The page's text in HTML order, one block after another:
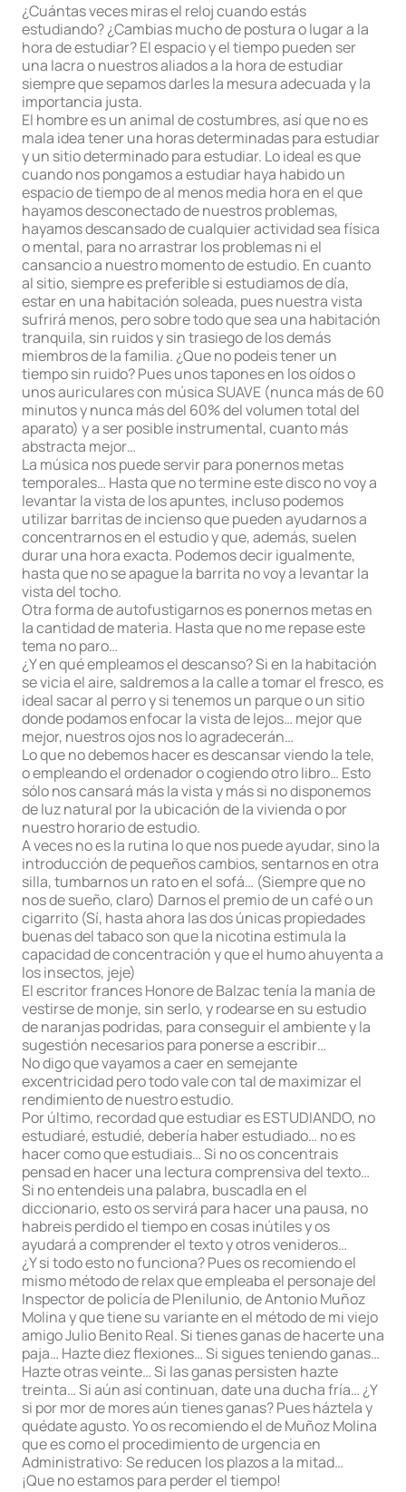
¿Cuántas veces miras el reloj cuando estás
estudiando? ¿Cambias mucho de postura o lugar a la
hora de estudiar? El espacio y el tiempo pueden ser
una lacra o nuestros aliados a la hora de estudiar
siempre que sepamos darles la mesura adecuada y la
importancia justa.
El hombre es un animal de costumbres, así que no es
mala idea tener una horas determinadas para estudiar
y un sitio determinado para estudiar. Lo ideal es que
cuando nos pongamos a estudiar haya habido un
espacio de tiempo de al menos media hora en el que
hayamos desconectado de nuestros problemas,
hayamos descansado de cualquier actividad sea física
o mental, para no arrastrar los problemas ni el
cansancio a nuestro momento de estudio. En cuanto
al sitio, siempre es preferible si estudiamos de día,
estar en una habitación soleada, pues nuestra vista
sufrirá menos, pero sobre todo que sea una habitación
tranquila, sin ruidos y sin trasiego de los demás
miembros de la familia. ¿Que no podeis tener un
tiempo sin ruido? Pues unos tapones en los oídos o
unos auriculares con música SUAVE (nunca más de 60
minutos y nunca más del 60% del volumen total del
aparato) y a ser posible instrumental, cuanto más
abstracta mejor…
La música nos puede servir para ponernos metas
temporales… Hasta que no termine este disco no voy a
levantar la vista de los apuntes, incluso podemos
utilizar barritas de incienso que pueden ayudarnos a
concentrarnos en el estudio y que, además, suelen
durar una hora exacta. Podemos decir igualmente,
hasta que no se apague la barrita no voy a levantar la
vista del tocho.
Otra forma de autofustigarnos es ponernos metas en
la cantidad de materia. Hasta que no me repase este
tema no paro…
¿Y en qué empleamos el descanso? Si en la habitación
se vicia el aire, saldremos a la calle a tomar el fresco, es
ideal sacar al perro y si tenemos un parque o un sitio
donde podamos enfocar la vista de lejos… mejor que
mejor, nuestros ojos nos lo agradecerán…
Lo que no debemos hacer es descansar viendo la tele,
o empleando el ordenador o cogiendo otro libro… Esto
sólo nos cansará más la vista y más si no disponemos
de luz natural por la ubicación de la vivienda o por
nuestro horario de estudio.
A veces no es la rutina lo que nos puede ayudar, sino la
introducción de pequeños cambios, sentarnos en otra
silla, tumbarnos un rato en el sofá… (Siempre que no
nos de sueño, claro) Darnos el premio de un café o un
cigarrito (Sí, hasta ahora las dos únicas propiedades
buenas del tabaco son que la nicotina estimula la
capacidad de concentración y que el humo ahuyenta a
los insectos, jeje)
El escritor frances Honore de Balzac tenía la manía de
vestirse de monje, sin serlo, y rodearse en su estudio
de naranjas podridas, para conseguir el ambiente y la
sugestión necesarios para ponerse a escribir…
No digo que vayamos a caer en semejante
excentricidad pero todo vale con tal de maximizar el
rendimiento de nuestro estudio.
Por último, recordad que estudiar es ESTUDIANDO, no
estudiaré, estudié, debería haber estudiado… no es
hacer como que estudiais… Si no os concentrais
pensad en hacer una lectura comprensiva del texto…
Si no entendeis una palabra, buscadla en el
diccionario, esto os servirá para hacer una pausa, no
habreis perdido el tiempo en cosas inútiles y os
ayudará a comprender el texto y otros venideros…
¿Y si todo esto no funciona? Pues os recomiendo el
mismo método de relax que empleaba el personaje del
Inspector de policía de Plenilunio, de Antonio Muñoz
Molina y que tiene su variante en el método de mi viejo
amigo Julio Benito Real. Si tienes ganas de hacerte una
paja… Hazte diez flexiones… Si sigues teniendo ganas…
Hazte otras veinte… Si las ganas persisten hazte
treinta… Si aún así continuan, date una ducha fría… ¿Y
si por mor de mores aún tienes ganas? Pues háztela y
quédate agusto. Yo os recomiendo el de Muñoz Molina
que es como el procedimiento de urgencia en
Administrativo: Se reducen los plazos a la mitad…
¡Que no estamos para perder el tiempo!